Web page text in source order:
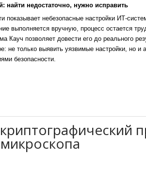
найти недостаточно, нужно исправить
показывает небезопасные настройки ИТ-
выполняется вручную, процесс остается
Кауч позволяет довести его до реального
не только выявить уязвимые настройки, но и
безопасности.